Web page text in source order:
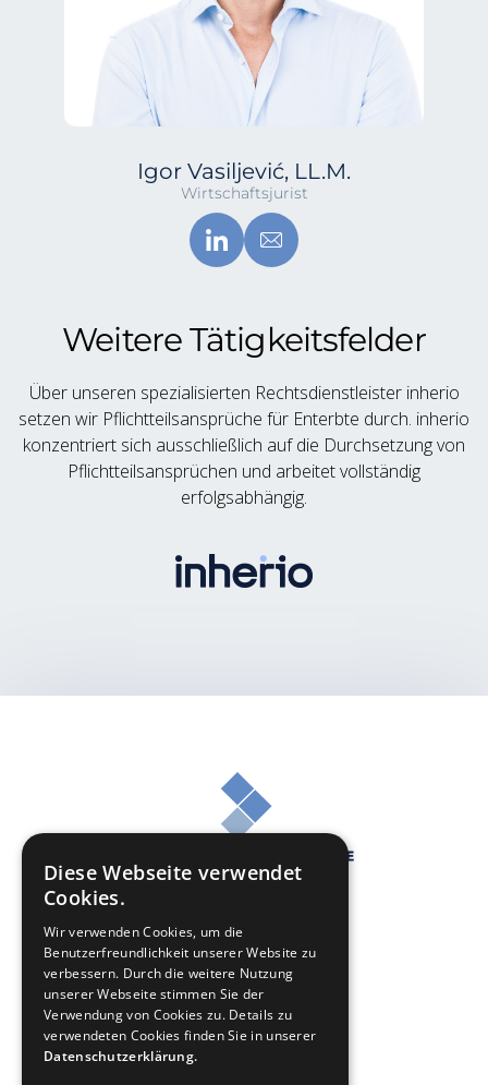
Igor Vasiljević, LL.M.
Wirtschaftsjurist
Weitere Tätigkeitsfelder
Über unseren spezialisierten Rechtsdienstleister inherio
setzen wir Pflichtteilsansprüche für Enterbte durch. inherio
konzentriert sich ausschließlich auf die Durchsetzung von
Pflichtteilsansprüchen und arbeitet vollständig
erfolgsabhängig.
Online Casino Geld zurück
Sportwetten Geld zurück
Diese Webseite verwendet
Cookies.
Wir verwenden Cookies, um die
Benutzerfreundlichkeit unserer Website zu
verbessern. Durch die weitere Nutzung
unserer Webseite stimmen Sie der
Verwendung von Cookies zu. Details zu
verwendeten Cookies finden Sie in unserer
Datenschutzerklärung.